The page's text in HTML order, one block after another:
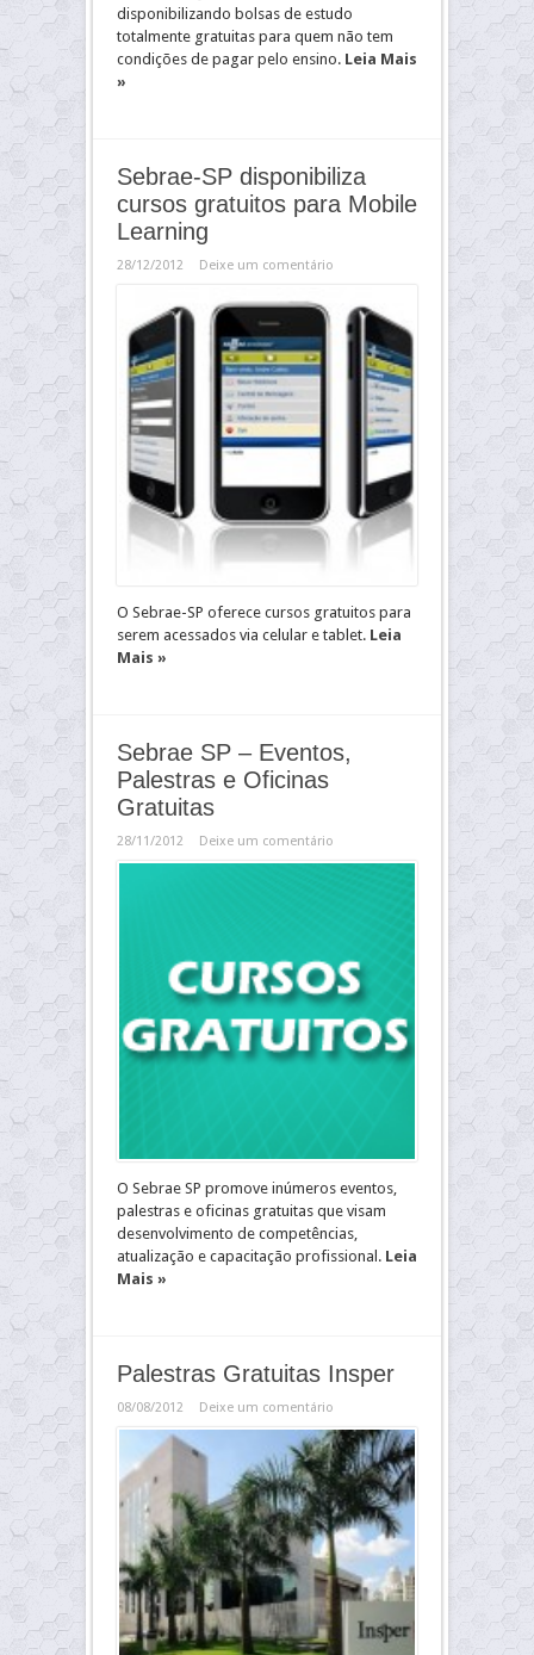
disponibilizando bolsas de estudo
totalmente gratuitas para quem não tem
condições de pagar pelo ensino. Leia Mais
»
Sebrae-SP disponibiliza
cursos gratuitos para Mobile
Learning
28/12/2012 Deixe um comentário
O Sebrae-SP oferece cursos gratuitos para
serem acessados via celular e tablet. Leia
Mais »
Sebrae SP – Eventos,
Palestras e Oficinas
Gratuitas
28/11/2012 Deixe um comentário
O Sebrae SP promove inúmeros eventos,
palestras e oficinas gratuitas que visam
desenvolvimento de competências,
atualização e capacitação profissional. Leia
Mais »
Palestras Gratuitas Insper
08/08/2012 Deixe um comentário